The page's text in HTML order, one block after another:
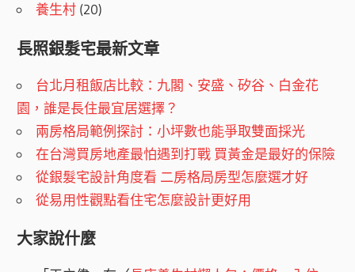
養生村 (20)
長照銀髮宅最新文章
台北月租飯店比較：九閣、安盛、矽谷、白金花
園，誰是長住最宜居選擇？
兩房格局範例探討：小坪數也能爭取雙面採光
在台灣買房地產最怕遇到打戰 買黃金是最好的保險
從銀髮宅設計角度看 二房格局房型怎麼選才好
從易用性觀點看住宅怎麼設計更好用
大家說什麼